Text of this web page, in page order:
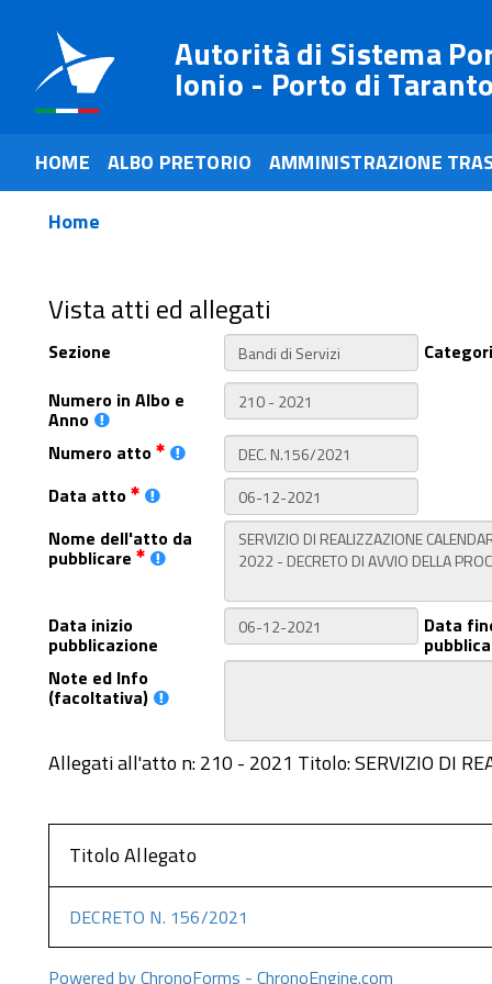
Autorità di Sistema
Ionio - Porto di
HOME ALBO PRETORIO
AMMINISTRAZIONE
Home
Vista atti ed allegati
Sezione
Numero in Albo e
Anno
Numero atto
Data atto
Nome dell'atto da
pubblicare
Data inizio
pubblicazione
Data
Note ed Info
(facoltativa)
Allegati all'atto n: 210 - 2021 Titolo: SERVIZIO DI
Titolo Allegato
DECRETO N. 156/2021
Powered by ChronoForms - ChronoEngine.com